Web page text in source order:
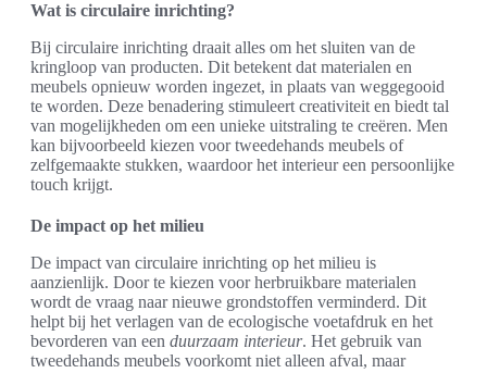
Wat is circulaire inrichting?
Bij circulaire inrichting draait alles om het sluiten van de
kringloop van producten. Dit betekent dat materialen en
meubels opnieuw worden ingezet, in plaats van weggegooid
te worden. Deze benadering stimuleert creativiteit en biedt tal
van mogelijkheden om een unieke uitstraling te creëren. Men
kan bijvoorbeeld kiezen voor tweedehands meubels of
zelfgemaakte stukken, waardoor het interieur een persoonlijke
touch krijgt.
De impact op het milieu
De impact van circulaire inrichting op het milieu is
aanzienlijk. Door te kiezen voor herbruikbare materialen
wordt de vraag naar nieuwe grondstoffen verminderd. Dit
helpt bij het verlagen van de ecologische voetafdruk en het
bevorderen van een duurzaam interieur. Het gebruik van
tweedehands meubels voorkomt niet alleen afval, maar